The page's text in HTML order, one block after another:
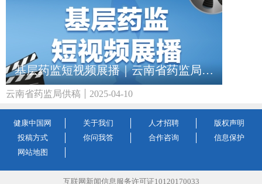
基层药监短视频展播｜云南省药监局：选对助听器 守护听力每一刻
云南省药监局供稿 2025-04-10
健康中国网 关于我们 人才招聘
版权声明
投稿方式
你问我答 合作咨询
信息保护
网站地图
互联网新闻信息服务许可证10120170033